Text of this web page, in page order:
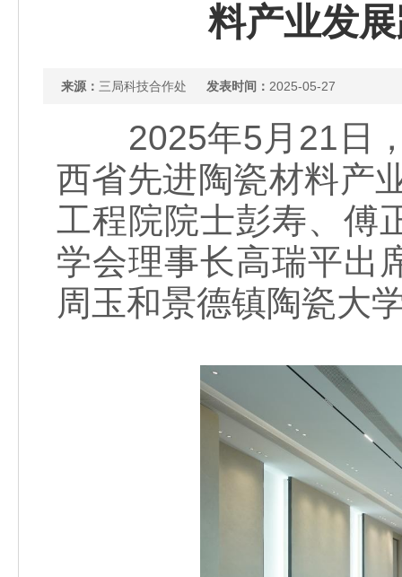
料产业发
来源： 三局科技合作处 发表时间： 2025-05-27
2025年5月21日，
西省先进陶瓷材料产
工程院院士彭寿、傅
学会理事长高瑞平出
周玉和景德镇陶瓷大